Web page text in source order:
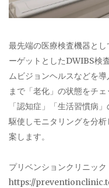
最先端の医療検査機器と
ーゲットとしたDWIBS検
ムビジョンヘルスなどを
まで「老化」の状態をチ
「認知症」「生活習慣病
駆使しモニタリングを分
案します。
プリベンションクリニック
https://